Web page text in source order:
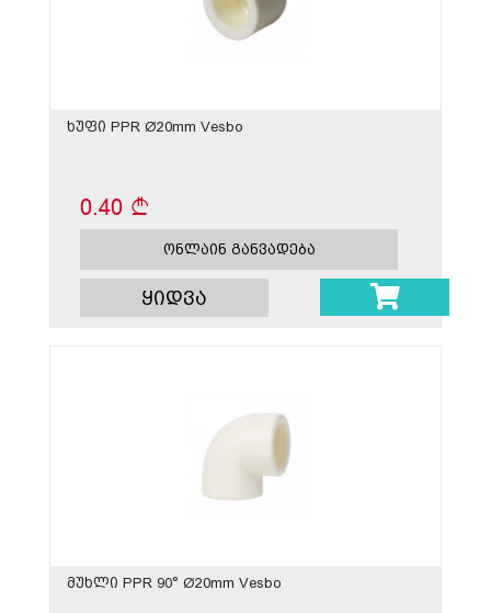
ხუფი PPR Ø20mm Vesbo
0.40
ონლაინ განვადება
ყიდვა
მუხლი PPR 90° Ø20mm Vesbo